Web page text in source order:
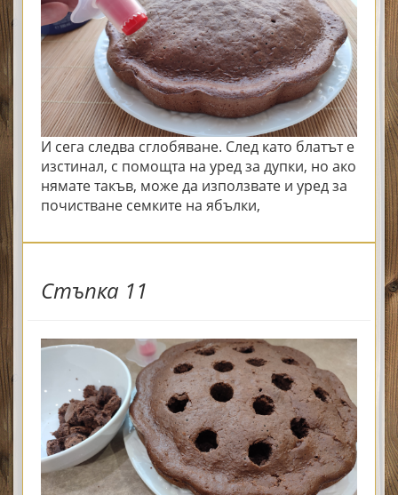
И сега следва сглобяване. След като блатът е
изстинал, с помощта на уред за дупки, но ако
нямате такъв, може да използвате и уред за
почистване семките на ябълки,
Стъпка 11